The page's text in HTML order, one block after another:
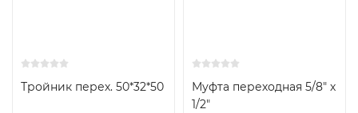
Тройник перех. 50*32*50
Муфта переходная 5/8" х
1/2"